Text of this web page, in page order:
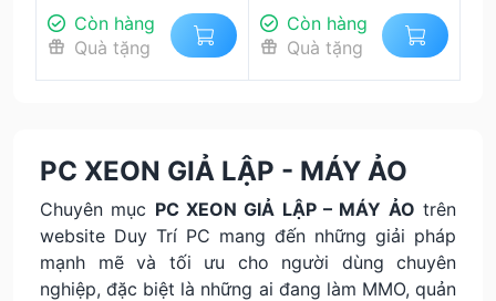
Còn hàng
Quà tặng
750W
Còn hàng
Quà tặng
PC XEON GIẢ LẬP - MÁY ẢO
Chuyên mục PC XEON GIẢ LẬP – MÁY ẢO trên
website Duy Trí PC mang đến những giải pháp
mạnh mẽ và tối ưu cho người dùng chuyên
nghiệp, đặc biệt là những ai đang làm MMO, quản